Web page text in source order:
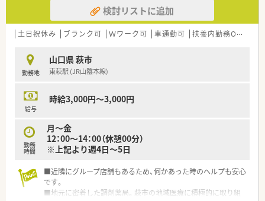
検討リストに追加
土日祝休み ブランク可 Ｗワーク可 車通勤可 扶養内勤務OK
勤務地
山口県 萩市
東萩駅 (JR山陰本線)
給与
時給3,000円～3,000円
勤務
時間
月～金
12：00～14：00（休憩00分）
※上記より週4日～5日
■近隣にグループ店舗もあるため、何かあった時のヘルプも安心
です。
■地元に密着した調剤薬局。萩市の地域医療に積極的に取り組